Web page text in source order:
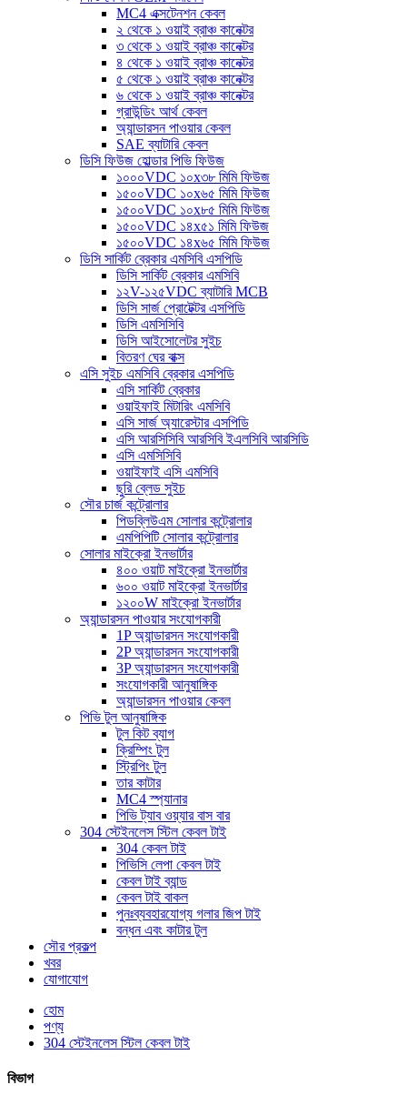
MC4 এক্সটেনশন কেবল
২ থেকে ১ ওয়াই ব্রাঞ্চ কানেক্টর
৩ থেকে ১ ওয়াই ব্রাঞ্চ কানেক্টর
৪ থেকে ১ ওয়াই ব্রাঞ্চ কানেক্টর
৫ থেকে ১ ওয়াই ব্রাঞ্চ কানেক্টর
৬ থেকে ১ ওয়াই ব্রাঞ্চ কানেক্টর
গ্রাউন্ডিং আর্থ কেবল
অ্যান্ডারসন পাওয়ার কেবল
SAE ব্যাটারি কেবল
ডিসি ফিউজ হোল্ডার পিভি ফিউজ
১০০০VDC ১০x৩৮ মিমি ফিউজ
১৫০০VDC ১০x৬৫ মিমি ফিউজ
১৫০০VDC ১০x৮৫ মিমি ফিউজ
১৫০০VDC ১৪x৫১ মিমি ফিউজ
১৫০০VDC ১৪x৬৫ মিমি ফিউজ
ডিসি সার্কিট ব্রেকার এমসিবি এসপিডি
ডিসি সার্কিট ব্রেকার এমসিবি
১২V-১২৫VDC ব্যাটারি MCB
ডিসি সার্জ প্রোটেক্টর এসপিডি
ডিসি এমসিসিবি
ডিসি আইসোলেটর সুইচ
বিতরণ ঘের বাক্স
এসি সুইচ এমসিবি ব্রেকার এসপিডি
এসি সার্কিট ব্রেকার
ওয়াইফাই মিটারিং এমসিবি
এসি সার্জ অ্যারেস্টার এসপিডি
এসি আরসিসিবি আরসিবি ইএলসিবি আরসিডি
এসি এমসিসিবি
ওয়াইফাই এসি এমসিবি
ছুরি ব্লেড সুইচ
সৌর চার্জ কন্ট্রোলার
পিডব্লিউএম সোলার কন্ট্রোলার
এমপিপিটি সোলার কন্ট্রোলার
সোলার মাইক্রো ইনভার্টার
৪০০ ওয়াট মাইক্রো ইনভার্টার
৬০০ ওয়াট মাইক্রো ইনভার্টার
১২০০W মাইক্রো ইনভার্টার
অ্যান্ডারসন পাওয়ার সংযোগকারী
1P অ্যান্ডারসন সংযোগকারী
2P অ্যান্ডারসন সংযোগকারী
3P অ্যান্ডারসন সংযোগকারী
সংযোগকারী আনুষাঙ্গিক
অ্যান্ডারসন পাওয়ার কেবল
পিভি টুল আনুষাঙ্গিক
টুল কিট ব্যাগ
ক্রিম্পিং টুল
স্ট্রিপিং টুল
তার কাটার
MC4 স্প্যানার
পিভি ট্যাব ওয়্যার বাস বার
304 স্টেইনলেস স্টিল কেবল টাই
304 কেবল টাই
পিভিসি লেপা কেবল টাই
কেবল টাই ব্যান্ড
কেবল টাই বাকল
পুনঃব্যবহারযোগ্য গলার জিপ টাই
বন্ধন এবং কাটার টুল
সৌর প্রকল্প
খবর
যোগাযোগ
হোম
পণ্য
304 স্টেইনলেস স্টিল কেবল টাই
বিভাগ